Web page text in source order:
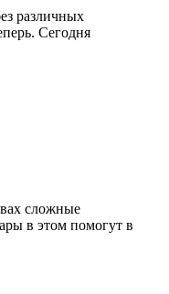
различных
Сегодня
сложные
в этом помогут в